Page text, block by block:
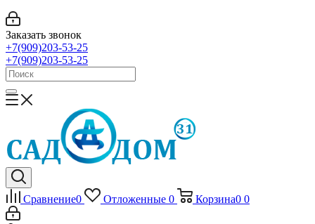
Заказать звонок
+7(909)203-53-25
+7(909)203-53-25
Сравнение0 Отложенные 0 Корзина0 0